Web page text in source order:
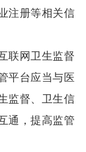
注册等相关信
网卫生监督
平台应当与医
监督、卫生信
通，提高监管